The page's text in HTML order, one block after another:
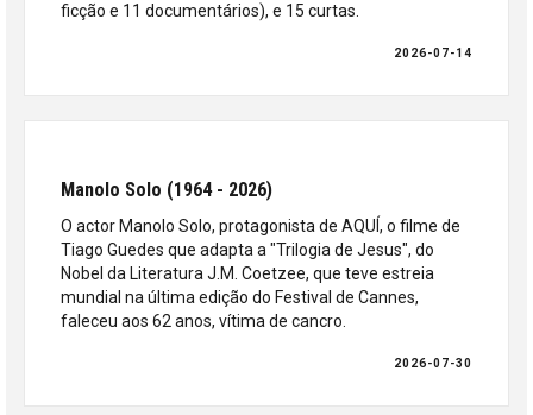
ficção e 11 documentários), e 15 curtas.
2026-07-14
Manolo Solo (1964 - 2026)
O actor Manolo Solo, protagonista de AQUÍ, o filme de
Tiago Guedes que adapta a "Trilogia de Jesus", do
Nobel da Literatura J.M. Coetzee, que teve estreia
mundial na última edição do Festival de Cannes,
faleceu aos 62 anos, vítima de cancro.
2026-07-30